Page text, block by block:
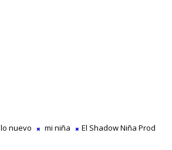
lo nuevo mi niña
El Shadow Niña Prod